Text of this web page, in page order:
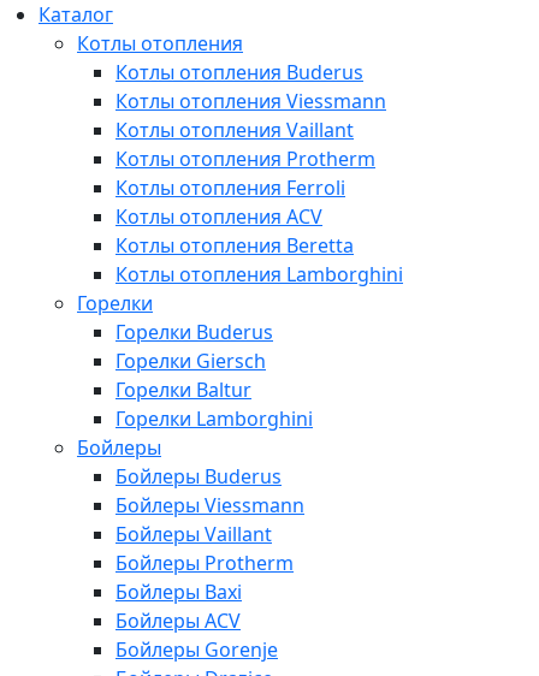
Каталог
Котлы отопления
Котлы отопления Buderus
Котлы отопления Viessmann
Котлы отопления Vaillant
Котлы отопления Protherm
Котлы отопления Ferroli
Котлы отопления ACV
Котлы отопления Beretta
Котлы отопления Lamborghini
Горелки
Горелки Buderus
Горелки Giersch
Горелки Baltur
Горелки Lamborghini
Бойлеры
Бойлеры Buderus
Бойлеры Viessmann
Бойлеры Vaillant
Бойлеры Protherm
Бойлеры Baxi
Бойлеры ACV
Бойлеры Gorenje